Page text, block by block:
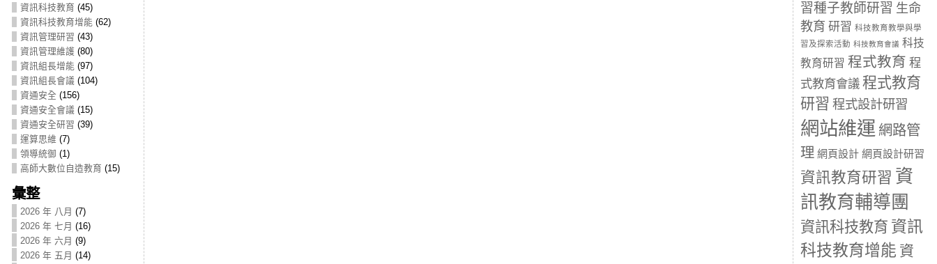
資訊科技教育 (45)
資訊科技教育增能(62)
資訊管理研習 (43)
資訊管理維護(80)
資訊組長增能(97)
資訊組長會議 (104)
資通安全 (156)
資通安全會議 (15)
資通安全研習 (39)
運算思維 (7)
領導統御 (1)
高師大數位自造教育 (15)
彙整
2026 年 八月 (7)
2026 年 七月 (16)
2026 年 六月 (9)
2026 年 五月 (14)
習種子教師研習 生命
教育 研習 科技教育教學與學
習及探索活動 科技教育會議 科技
教育研習 程式教育 程
式教育會議 程式教育
研習 程式設計研習
網站維運 網路管
理 網頁設計 網頁設計研習
資訊教育研習 資
訊教育輔導團
資訊科技教育 資訊
科技教育增能 資